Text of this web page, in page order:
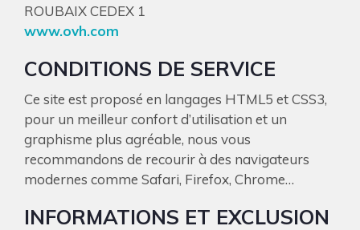
ROUBAIX CEDEX 1
www.ovh.com
CONDITIONS DE SERVICE
Ce site est proposé en langages HTML5 et CSS3,
pour un meilleur confort d’utilisation et un
graphisme plus agréable, nous vous
recommandons de recourir à des navigateurs
modernes comme Safari, Firefox, Chrome…
INFORMATIONS ET EXCLUSION